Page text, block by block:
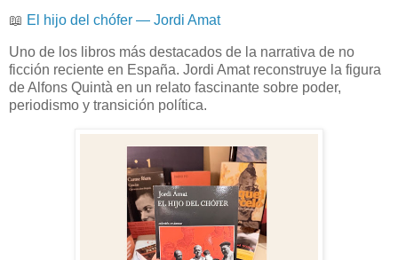
📖 El hijo del chófer — Jordi Amat
Uno de los libros más destacados de la narrativa de no
ficción reciente en España. Jordi Amat reconstruye la figura
de Alfons Quintà en un relato fascinante sobre poder,
periodismo y transición política.